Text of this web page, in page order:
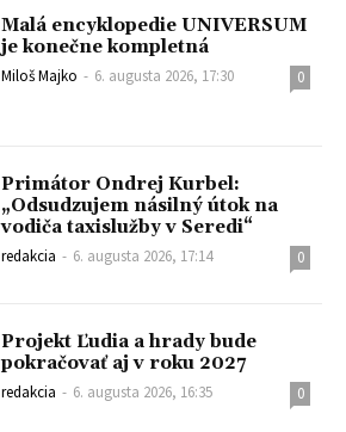
Malá encyklopedie UNIVERSUM
je konečne kompletná
Miloš Majko - 6. augusta 2026, 17:30 0
Primátor Ondrej Kurbel:
„Odsudzujem násilný útok na
vodiča taxislužby v Seredi“
redakcia - 6. augusta 2026, 17:14 0
Projekt Ľudia a hrady bude
pokračovať aj v roku 2027
redakcia - 6. augusta 2026, 16:35 0